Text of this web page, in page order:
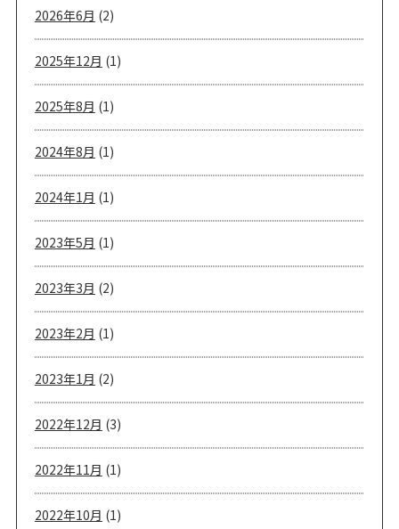
2026年6月 (2)
2025年12月 (1)
2025年8月 (1)
2024年8月 (1)
2024年1月 (1)
2023年5月 (1)
2023年3月 (2)
2023年2月 (1)
2023年1月 (2)
2022年12月 (3)
2022年11月 (1)
2022年10月 (1)